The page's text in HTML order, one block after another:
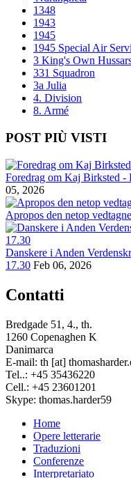
1348
1943
1945
1945 Special Air
3 King's Own
331 Squadron
3a Julia
4. Division
8. Armé
POST PIÙ VISTI
Foredrag om Kaj Birksted -
05, 2026
Apropos den netop
Danskere i Anden
17.30 Feb 06, 2026
Contatti
Bredgade 51, 4., th.
1260 Copenaghen K
Danimarca
E-mail: th [at]
Tel..: +45 35436220
Cell.: +45 23601201
Skype: thomas.harder59
Footer
menu
Home
Opere letterarie
Traduzioni
Conferenze
Interpretariato